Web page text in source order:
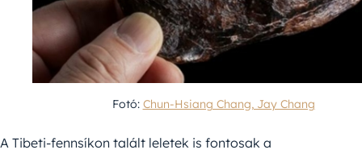
Fotó: Chun-Hsiang Chang, Jay Chang
A Tibeti-fennsíkon talált leletek is fontosak a